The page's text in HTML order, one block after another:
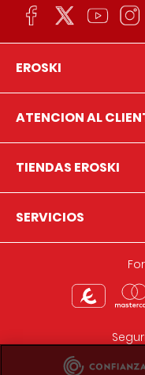
EROSKI
ATENCION AL
TIENDAS EROSKI
SERVICIOS